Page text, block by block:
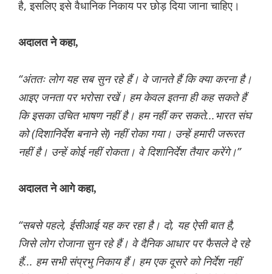
है, इसलिए इसे वैधानिक निकाय पर छोड़ दिया जाना चाहिए।
अदालत ने कहा,
“अंततः लोग यह सब सुन रहे हैं। वे जानते हैं कि क्या करना है।
आइए जनता पर भरोसा रखें। हम केवल इतना ही कह सकते हैं
कि इसका उचित भाषण नहीं है। हम नहीं कर सकते...भारत संघ
को (दिशानिर्देश बनाने से) नहीं रोका गया। उन्हें हमारी जरूरत
नहीं है। उन्हें कोई नहीं रोकता। वे दिशानिर्देश तैयार करेंगे।”
अदालत ने आगे कहा,
“सबसे पहले, ईसीआई यह कर रहा है। दो, यह ऐसी बात है,
जिसे लोग रोजाना सुन रहे हैं। वे दैनिक आधार पर फैसले दे रहे
हैं... हम सभी संप्रभु निकाय हैं। हम एक दूसरे को निर्देश नहीं